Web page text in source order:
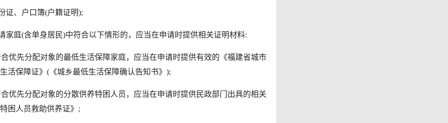
、户口簿(户籍证明);
庭(含单身居民)中符合以下情形的，应当在申请时提供相关证明材料:
先分配对象的最低生活保障家庭，应当在申请时提供有效的《福建省城市
活保障证》(《城乡最低生活保障确认告知书》);
先分配对象的分散供养特困人员，应当在申请时提供民政部门出具的相关
困人员救助供养证》;